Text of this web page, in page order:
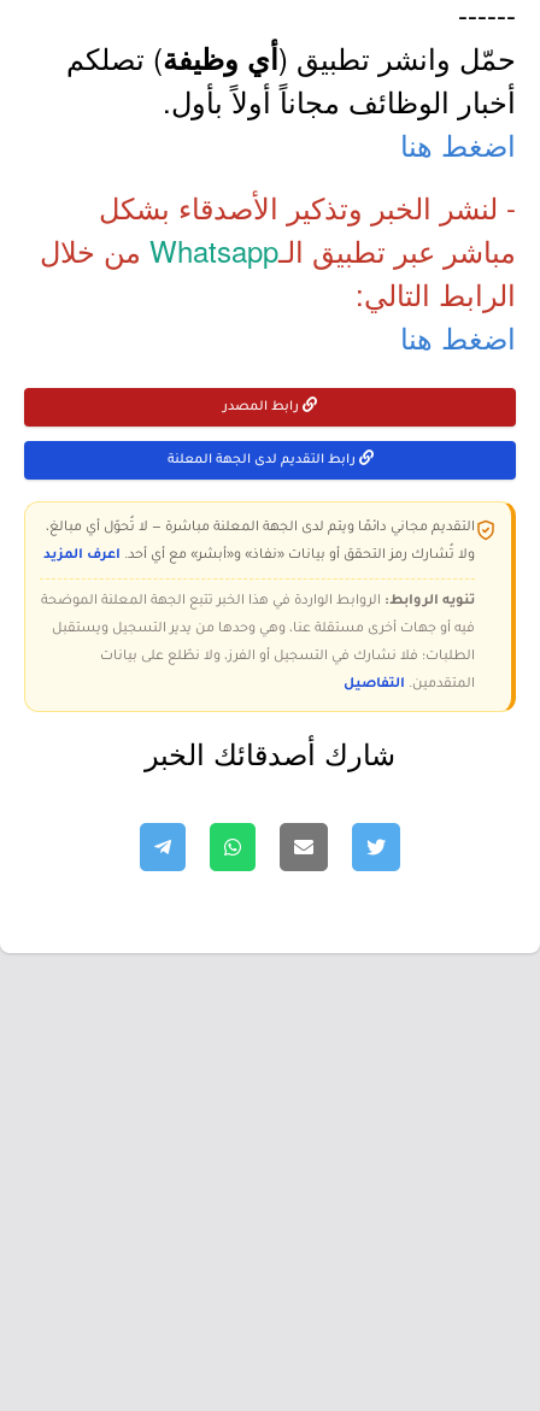
------
حمّل وانشر تطبيق (أي وظيفة) تصلكم
أخبار الوظائف مجاناً أولاً بأول.
اضغط هنا
- لنشر الخبر وتذكير الأصدقاء بشكل
مباشر عبر تطبيق الـWhatsapp من خلال
الرابط التالي:
اضغط هنا
رابط المصدر
رابط التقديم لدى الجهة المعلنة
التقديم مجاني دائمًا ويتم لدى الجهة المعلنة مباشرة — لا تُحوّل أي مبالغ،
ولا تُشارك رمز التحقق أو بيانات «نفاذ» و«أبشر» مع أي أحد. اعرف المزيد
تنويه الروابط: الروابط الواردة في هذا الخبر تتبع الجهة المعلنة الموضحة
فيه أو جهات أخرى مستقلة عنا، وهي وحدها من يدير التسجيل ويستقبل
الطلبات؛ فلا نشارك في التسجيل أو الفرز، ولا نطّلع على بيانات
المتقدمين. التفاصيل
شارك أصدقائك الخبر